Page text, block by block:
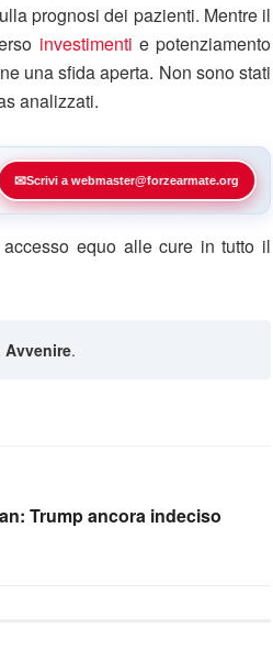
prognosi dei pazienti. Mentre il
investimenti e potenziamento
una sfida aperta. Non sono stati
analizzati.
✉Scrivi a webmaster@forzearmate.org
equo alle cure in tutto il
Avvenire.
Trump ancora indeciso